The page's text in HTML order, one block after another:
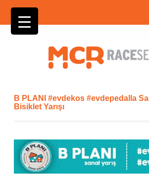
B PLANI #evdekos #evdepedalla
Bisiklet Yarışı